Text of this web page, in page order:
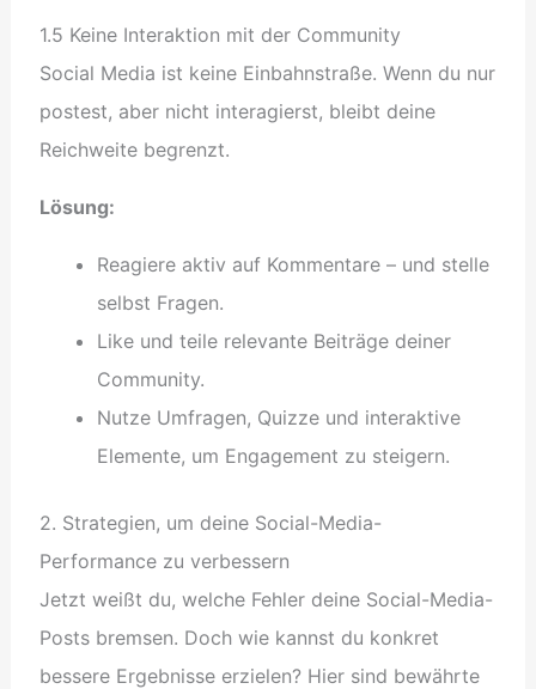
1.5 Keine Interaktion mit der Community
Social Media ist keine Einbahnstraße. Wenn du nur
postest, aber nicht interagierst, bleibt deine
Reichweite begrenzt.
Lösung:
Reagiere aktiv auf Kommentare – und stelle
selbst Fragen.
Like und teile relevante Beiträge deiner
Community.
Nutze Umfragen, Quizze und interaktive
Elemente, um Engagement zu steigern.
2. Strategien, um deine Social-Media-
Performance zu verbessern
Jetzt weißt du, welche Fehler deine Social-Media-
Posts bremsen. Doch wie kannst du konkret
bessere Ergebnisse erzielen? Hier sind bewährte